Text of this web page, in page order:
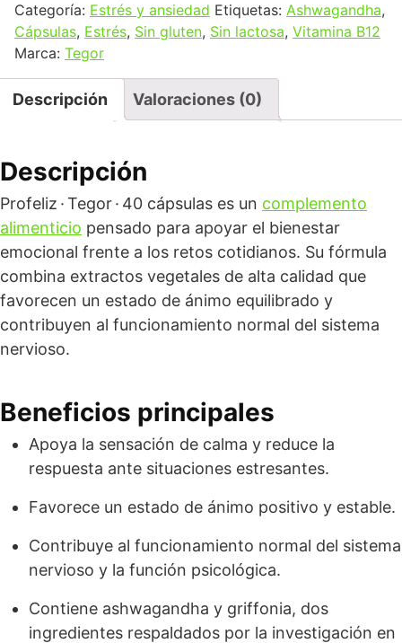
Categoría: Estrés y ansiedad Etiquetas: Ashwagandha,
Cápsulas, Estrés, Sin gluten, Sin lactosa, Vitamina B12
Marca: Tegor
Descripción Valoraciones (0)
Descripción
Profeliz · Tegor · 40 cápsulas es un complemento
alimenticio pensado para apoyar el bienestar
emocional frente a los retos cotidianos. Su fórmula
combina extractos vegetales de alta calidad que
favorecen un estado de ánimo equilibrado y
contribuyen al funcionamiento normal del sistema
nervioso.
Beneficios principales
Apoya la sensación de calma y reduce la
respuesta ante situaciones estresantes.
Favorece un estado de ánimo positivo y estable.
Contribuye al funcionamiento normal del sistema
nervioso y la función psicológica.
Contiene ashwagandha y griffonia, dos
ingredientes respaldados por la investigación en